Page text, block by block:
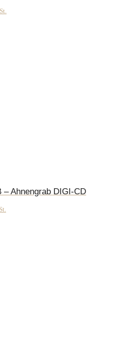
– Ahnengrab DIGI-CD